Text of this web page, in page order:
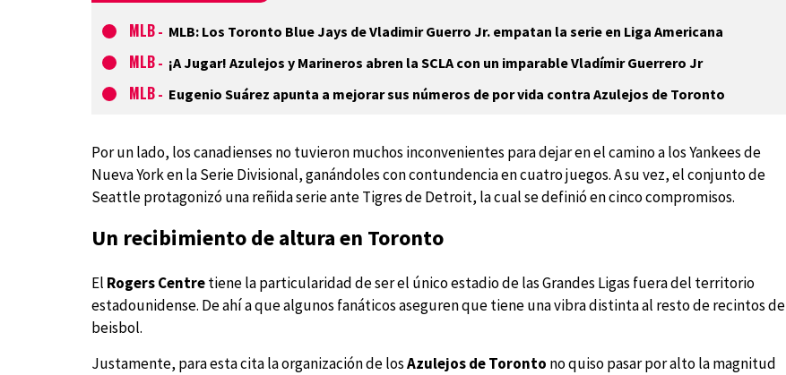
MLB - MLB: Los Toronto Blue Jays de Vladimir Guerro Jr. empatan la serie en Liga Americana
MLB - ¡A Jugar! Azulejos y Marineros abren la SCLA con un imparable Vladímir Guerrero Jr
MLB - Eugenio Suárez apunta a mejorar sus números de por vida contra Azulejos de Toronto
Por un lado, los canadienses no tuvieron muchos inconvenientes para dejar en el camino a los Yankees de
Nueva York en la Serie Divisional, ganándoles con contundencia en cuatro juegos. A su vez, el conjunto de
Seattle protagonizó una reñida serie ante Tigres de Detroit, la cual se definió en cinco compromisos.
Un recibimiento de altura en Toronto
El Rogers Centretiene la particularidad de ser el único estadio de las Grandes Ligas fuera del territorio
estadounidense. De ahí a que algunos fanáticos aseguren que tiene una vibra distinta al resto de recintos de
beisbol.
Justamente, para esta cita la organización de losAzulejos de Toronto no quiso pasar por alto la magnitud